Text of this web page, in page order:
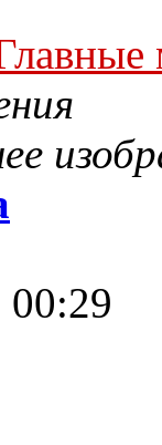
00:29